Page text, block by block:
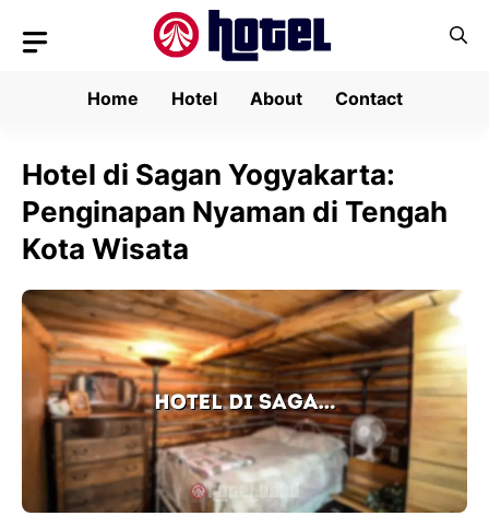
Home
Hotel About Contact
Hotel di Sagan Yogyakarta:
Penginapan Nyaman di Tengah
Kota Wisata